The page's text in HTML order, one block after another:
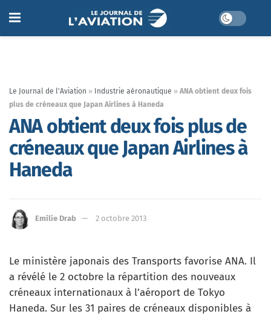
Le Journal de l'Aviation » Industrie aéronautique » ANA obtient deux fois
plus de créneaux que Japan Airlines à Haneda
ANA obtient deux fois plus de
créneaux que Japan Airlines à
Haneda
Emilie Drab 2 octobre 2013
Le ministère japonais des Transports favorise ANA. Il
a révélé le 2 octobre la répartition des nouveaux
créneaux internationaux à l’aéroport de Tokyo
Haneda. Sur les 31 paires de créneaux disponibles à